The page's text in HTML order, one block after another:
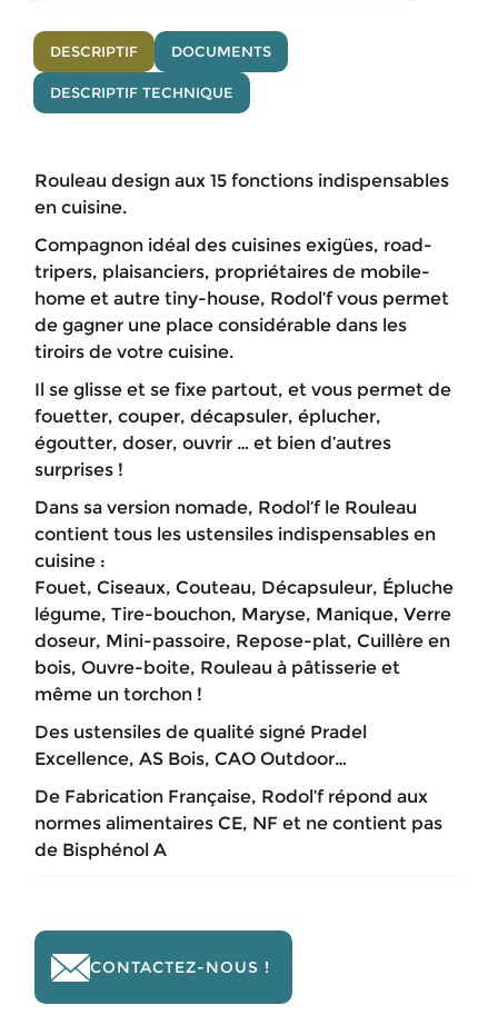
DESCRIPTIF DOCUMENTS
DESCRIPTIF TECHNIQUE
Rouleau design aux 15 fonctions indispensables
en cuisine.
Compagnon idéal des cuisines exigües, road-
tripers, plaisanciers, propriétaires de mobile-
home et autre tiny-house, Rodol’f vous permet
de gagner une place considérable dans les
tiroirs de votre cuisine.
Il se glisse et se fixe partout, et vous permet de
fouetter, couper, décapsuler, éplucher,
égoutter, doser, ouvrir … et bien d’autres
surprises !
Dans sa version nomade, Rodol’f le Rouleau
contient tous les ustensiles indispensables en
cuisine :
Fouet, Ciseaux, Couteau, Décapsuleur, Épluche
légume, Tire-bouchon, Maryse, Manique, Verre
doseur, Mini-passoire, Repose-plat, Cuillère en
bois, Ouvre-boite, Rouleau à pâtisserie et
même un torchon !
Des ustensiles de qualité signé Pradel
Excellence, AS Bois, CAO Outdoor…
De Fabrication Française, Rodol’f répond aux
normes alimentaires CE, NF et ne contient pas
de Bisphénol A
CONTACTEZ-NOUS !